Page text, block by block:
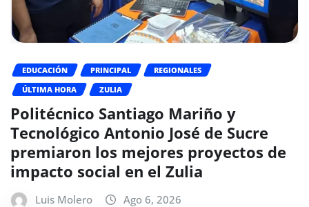
EDUCACIÓN PRINCIPAL
REGIONALES
ÚLTIMA HORA
ZULIA
Politécnico Santiago Mariño y
Tecnológico Antonio José de Sucre
premiaron los mejores proyectos de
impacto social en el Zulia
Luis Molero Ago 6, 2026